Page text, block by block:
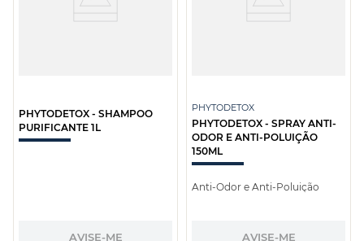
PHYTODETOX - SHAMPOO
PURIFICANTE 1L
AVISE-ME
PHYTODETOX
PHYTODETOX - SPRAY ANTI-
ODOR E ANTI-POLUIÇÃO
150ML
Anti-Odor e Anti-Poluição
AVISE-ME